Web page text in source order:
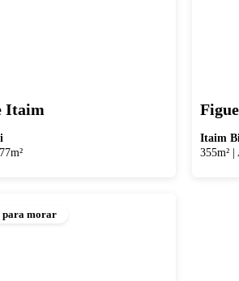
Itaim
Itaim
355m²|
para morar